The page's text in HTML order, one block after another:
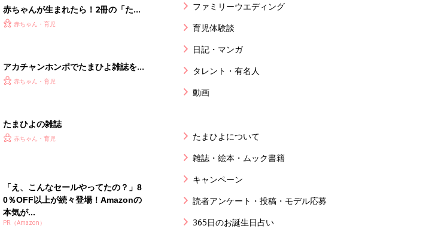
赤ちゃんが生まれたら！2冊の「たま
ひよ」
赤ちゃん・育児
アカチャンホンポでたまひよ雑誌を買
うとポイント10倍【期間限定】
赤ちゃん・育児
たまひよの雑誌
赤ちゃん・育児
「え、こんなセールやってたの？」8
0％OFF以上が続々登場！Amazonの
本気が...
PR（Amazon）
ファミリーウエディング
育児体験談
日記・マンガ
タレント・有名人
動画
たまひよについて
雑誌・絵本・ムック書籍
キャンペーン
読者アンケート・投稿・モデル応募
365日のお誕生日占い